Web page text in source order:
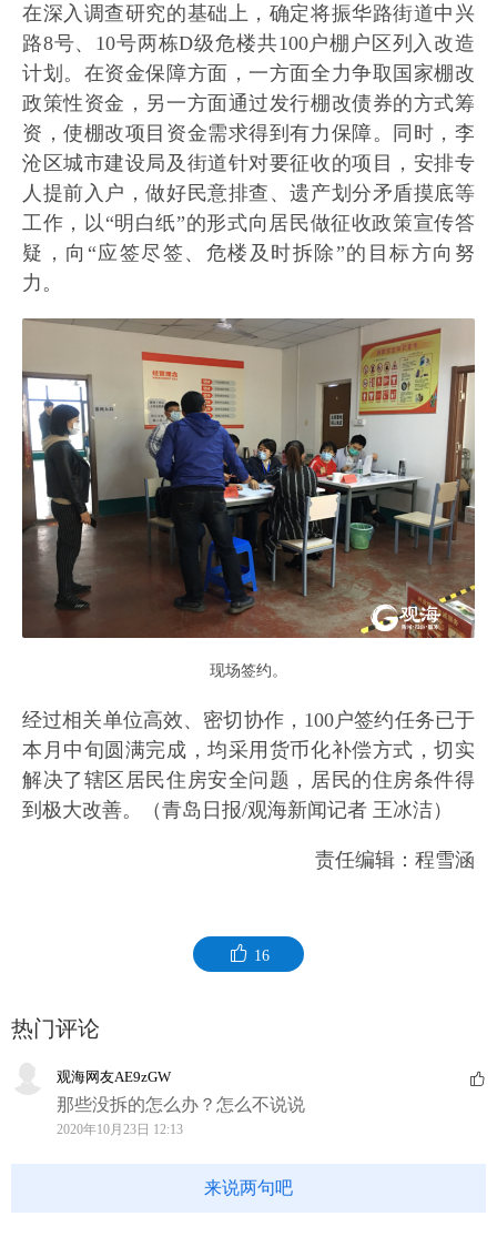
在深入调查研究的基础上，确定将振华路街道中兴
路8号、10号两栋D级危楼共100户棚户区列入改造
计划。在资金保障方面，一方面全力争取国家棚改
政策性资金，另一方面通过发行棚改债券的方式筹
资，使棚改项目资金需求得到有力保障。同时，李
沧区城市建设局及街道针对要征收的项目，安排专
人提前入户，做好民意排查、遗产划分矛盾摸底等
工作，以“明白纸”的形式向居民做征收政策宣传答
疑，向“应签尽签、危楼及时拆除”的目标方向努
力。
现场签约。
经过相关单位高效、密切协作，100户签约任务已于
本月中旬圆满完成，均采用货币化补偿方式，切实
解决了辖区居民住房安全问题，居民的住房条件得
到极大改善。（青岛日报/观海新闻记者 王冰洁）
责任编辑：程雪涵
16
热门评论
观海网友AE9zGW
那些没拆的怎么办？怎么不说说
2020年10月23日 12:13
来说两句吧